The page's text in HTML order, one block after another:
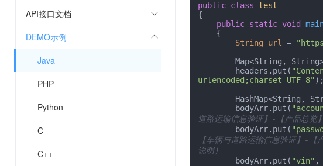
API接口文档
DEMO示例
Java
PHP
Python
C
C++
public class
test
{
public static void
String
url =
Map<String,
        headers.put(
urlencoded;charset=UTF-8" );
        bodyArr.put(
道路运输信息验证】-【产品总览
        bodyArr.put(
【车辆与道路运输信息验证】-
说明）
        bodyArr.put(
"vin" ,